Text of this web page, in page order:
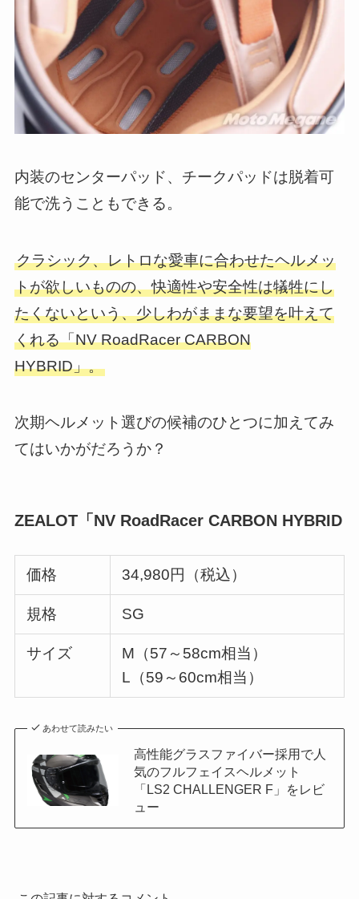
内装のセンターパッド、チークパッドは脱着可
能で洗うこともできる。
クラシック、レトロな愛車に合わせたヘルメッ
トが欲しいものの、快適性や安全性は犠牲にし
たくないという、少しわがままな要望を叶えて
くれる「NV RoadRacer CARBON
HYBRID」。
次期ヘルメット選びの候補のひとつに加えてみ
てはいかがだろうか？
ZEALOT「NV RoadRacer CARBON HYBRID
価格 34,980円（税込）
規格 SG
サイズ
M（57～58cm相当）
L（59～60cm相当）
あわせて読みたい
高性能グラスファイバー採用で人
気のフルフェイスヘルメット
「LS2 CHALLENGER F」をレビ
ュー